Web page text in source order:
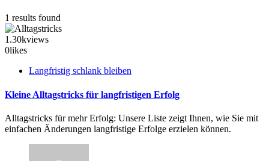
1 results found
1.30kviews
0likes
Langfristig schlank bleiben
Kleine Alltagstricks für langfristigen Erfolg
Alltagstricks für mehr Erfolg: Unsere Liste zeigt Ihnen, wie Sie mit
einfachen Änderungen langfristige Erfolge erzielen können.